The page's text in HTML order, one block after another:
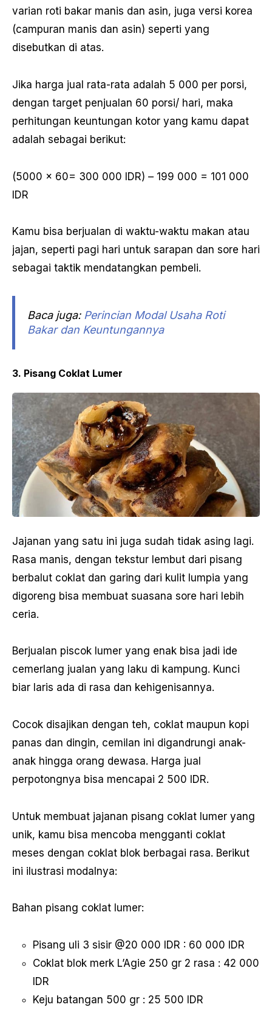
varian roti bakar manis dan asin, juga versi korea
(campuran manis dan asin) seperti yang
disebutkan di atas.
Jika harga jual rata-rata adalah 5 000 per porsi,
dengan target penjualan 60 porsi/ hari, maka
perhitungan keuntungan kotor yang kamu dapat
adalah sebagai berikut:
(5000 x 60= 300 000 IDR) – 199 000 = 101 000
IDR
Kamu bisa berjualan di waktu-waktu makan atau
jajan, seperti pagi hari untuk sarapan dan sore hari
sebagai taktik mendatangkan pembeli.
Baca juga: Perincian Modal Usaha Roti
Bakar dan Keuntungannya
3. Pisang Coklat Lumer
Jajanan yang satu ini juga sudah tidak asing lagi.
Rasa manis, dengan tekstur lembut dari pisang
berbalut coklat dan garing dari kulit lumpia yang
digoreng bisa membuat suasana sore hari lebih
ceria.
Berjualan piscok lumer yang enak bisa jadi ide
cemerlang jualan yang laku di kampung. Kunci
biar laris ada di rasa dan kehigenisannya.
Cocok disajikan dengan teh, coklat maupun kopi
panas dan dingin, cemilan ini digandrungi anak-
anak hingga orang dewasa. Harga jual
perpotongnya bisa mencapai 2 500 IDR.
Untuk membuat jajanan pisang coklat lumer yang
unik, kamu bisa mencoba mengganti coklat
meses dengan coklat blok berbagai rasa. Berikut
ini ilustrasi modalnya:
Bahan pisang coklat lumer:
Pisang uli 3 sisir @20 000 IDR : 60 000 IDR
Coklat blok merk L’Agie 250 gr 2 rasa : 42 000
IDR
Keju batangan 500 gr : 25 500 IDR